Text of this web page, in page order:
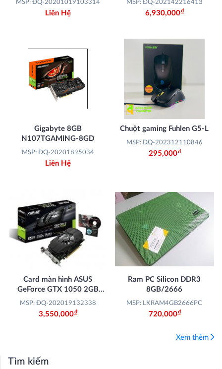
MSP: ĐQ-20201019103314
Liên Hệ
MSP: ĐQ-202142216413
6,930,000Đ
Gigabyte 8GB
N107TGAMING-8GD
MSP: ĐQ-20201895034
Liên Hệ
Chuột gaming Fuhlen G5-L
MSP: ĐQ-202312110846
295,000Đ
Card màn hình ASUS
GeForce GTX 1050 2GB
GDDR5 Phoenix (PH-
GTX1050-2G)
MSP: ĐQ-202019132338
3,550,000Đ
Ram PC Silicon DDR3
8GB/2666
MSP: LKRAM4GB2666PC
720,000Đ
Xem thêm
Tìm kiếm